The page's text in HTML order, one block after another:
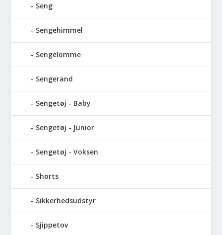
Seng
Sengehimmel
Sengelomme
Sengerand
Sengetøj - Baby
Sengetøj - Junior
Sengetøj - Voksen
Shorts
Sikkerhedsudstyr
Sjippetov